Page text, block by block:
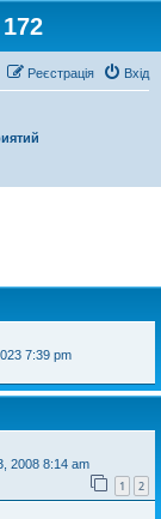
Вхід
Реєстрація
7:39 pm
2008 8:14 am
1 2